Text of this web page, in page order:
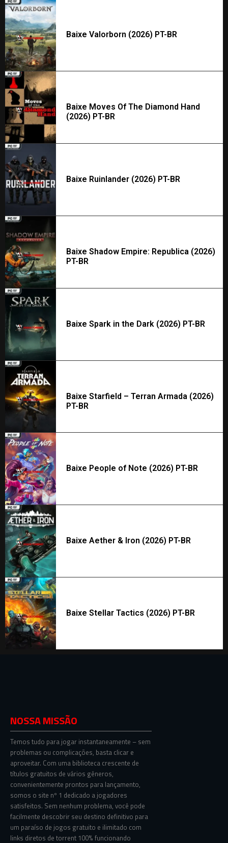
Baixe Valorborn (2026) PT-BR
Baixe Moves Of The Diamond Hand
(2026) PT-BR
Baixe Ruinlander (2026) PT-BR
Baixe Shadow Empire: Republica (2026)
PT-BR
Baixe Spark in the Dark (2026) PT-BR
Baixe Starfield – Terran Armada (2026)
PT-BR
Baixe People of Note (2026) PT-BR
Baixe Aether & Iron (2026) PT-BR
Baixe Stellar Tactics (2026) PT-BR
NOSSA MISSÃO
Temos tudo para jogar instantaneamente – sem
problemas ou complicações, basta clicar e
aproveitar. Com uma biblioteca crescente de
títulos gratuitos de vários gêneros,
convenientemente prontos para lançamento,
somos o site nº 1 dedicado a jogadores
satisfeitos. Sem nenhum problema, você pode
facilmente descobrir seu destino definitivo para
um paraíso de jogos gratuito e ilimitado com
links diretos de torrent 100% funcionando